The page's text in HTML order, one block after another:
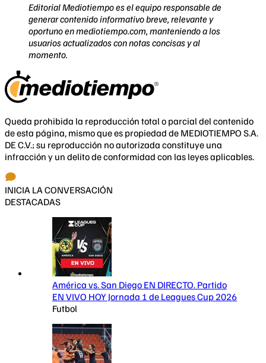
Editorial Mediotiempo es el equipo responsable de
generar contenido informativo breve, relevante y
oportuno en mediotiempo.com, manteniendo a los
usuarios actualizados con notas concisas y al
momento.
Queda prohibida la reproducción total o parcial del contenido
de esta página, mismo que es propiedad de MEDIOTIEMPO S.A.
DE C.V.; su reproducción no autorizada constituye una
infracción y un delito de conformidad con las leyes aplicables.
INICIA LA CONVERSACIÓN
DESTACADAS
América vs. San Diego EN DIRECTO. Partido
EN VIVO HOY Jornada 1 de Leagues Cup 2026
Futbol